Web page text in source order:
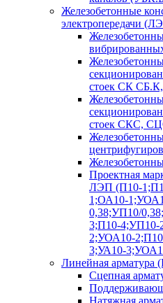
Железобетонные
электропередачи
стоек СК
стоек СКС,
Проектная
ЛЭП (П10-
1;ОА10-
0,38;УП10/
3;П10-4;УП10-
2;УОА10-
3;УА10-
Линейная
Сцепная
Натяжная